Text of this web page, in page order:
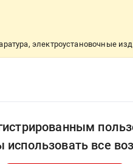
электроустановочные
использовать все